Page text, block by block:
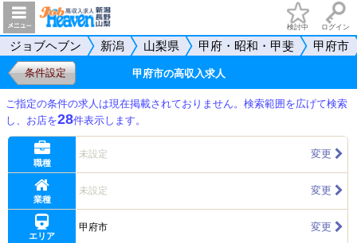
検討中 ログイン
ジョブヘブン 新潟 山梨県 甲府・昭和・甲斐 甲府市
条件設定 甲府市の高収入求人
ご指定の条件の求人は現在掲載されておりません。検索範囲を広げて検索
し、お店を28件表示します。
職種
未設定 変更
業種
未設定 変更
エリア
甲府市 変更